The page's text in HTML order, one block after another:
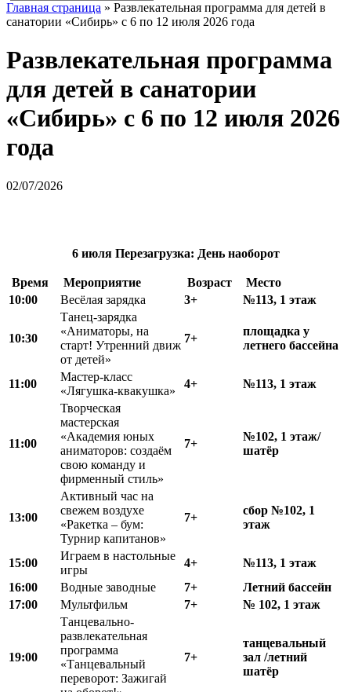
Главная страница » Развлекательная программа для детей в
санатории «Сибирь» с 6 по 12 июля 2026 года
Развлекательная программа
для детей в санатории
«Сибирь» с 6 по 12 июля 2026
года
02/07/2026
6 июля Перезагрузка: День наоборот
Время Мероприятие Возраст
Место
10:00
Весёлая зарядка 3+ №113, 1 этаж
10:30
Танец-зарядка
«Аниматоры, на
старт! Утренний движ
от детей»
7+
площадка у
летнего бассейна
11:00
Мастер-класс
«Лягушка-квакушка»
4+ №113, 1 этаж
11:00
Творческая
мастерская
«Академия юных
аниматоров: создаём
свою команду и
фирменный стиль»
7+
№102, 1 этаж/
шатёр
13:00
Активный час на
свежем воздухе
«Ракетка – бум:
Турнир капитанов»
7+
сбор №102, 1
этаж
15:00
Играем в настольные
игры
4+
№113, 1 этаж
16:00
Водные заводные 7+
Летний бассейн
17:00
Мультфильм 7+ № 102, 1 этаж
19:00
Танцевально-
развлекательная
программа
«Танцевальный
переворот: Зажигай
7+
танцевальный
зал /летний
шатёр